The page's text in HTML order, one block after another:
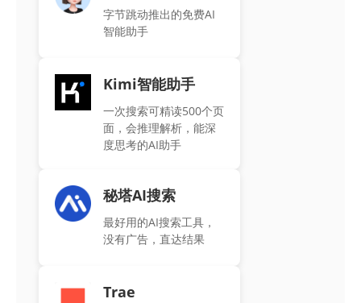
字节跳动推出的免费AI
智能助手
Kimi智能助手
一次搜索可精读500个页
面，会推理解析，能深
度思考的AI助手
秘塔AI搜索
最好用的AI搜索工具，
没有广告，直达结果
Trae